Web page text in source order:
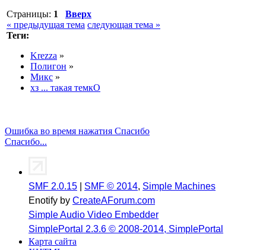
Страницы: 1
Вверх
« предыдущая тема следующая тема »
Теги:
Krezza »
Полигон »
Микс »
хз ... такая темкО
Ошибка во время нажатия Спасибо
Спасибо...
SMF 2.0.15 SMF © 2014, Simple Machines
Enotify by CreateAForum.com
Simple Audio Video Embedder
SimplePortal 2.3.6 © 2008-2014, SimplePortal
Карта сайта